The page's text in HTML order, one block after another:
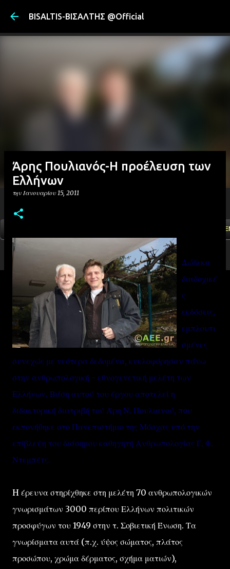
BISALTIS-ΒΙΣΑΛΤΗΣ @Official
Άρης Πουλιανός-Η προέλευση των
Ελλήνων
την Ιανουαρίου 15, 2011
Δώδεκα
διαδοχικέ
ς
εκδόσεις,
εμπλουτι
σμένες
συνεχώς με νεότερα δεδομένα, κυκλοφόρησαν πάνω
στην ανθρωπολογική - εθνογενετική μελέτη των
Ελλήνων. Βάση αυτού του έργου αποτελεί η
διδακτορική διατριβή τού Άρη Ν. Πουλιανού, που
εκπονήθηκε στο Πανεπιστήμιο της Μόσχας υπό την
επίβλεψη του διάσημου καθηγητή Ανθρωπολογίας Γ. Φ.
Ντεμπέτς.
H έρευνα στηρίχθηκε στη μελέτη 70 ανθρωπολογικών
γνωρισμάτων 3000 περίπου Ελλήνων πολιτικών
προσφύγων του 1949 στην τ. Σοβιετική Ένωση. Τα
γνωρίσματα αυτά (π.χ. ύψος σώματος, πλάτος
προσώπου, χρώμα δέρματος, σχήμα ματιών),